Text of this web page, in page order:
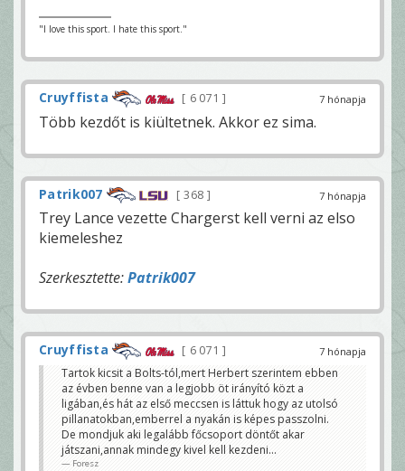
"I love this sport. I hate this sport."
7 hónapja
Cruyffista 6 071
Több kezdőt is kiültetnek. Akkor ez sima.
7 hónapja
Patrik007 368
Trey Lance vezette Chargerst kell verni az elso
kiemeleshez
Szerkesztette:Patrik007
7 hónapja
Cruyffista
6 071
Tartok kicsit a Bolts-tól,mert Herbert szerintem ebben
az évben benne van a legjobb öt irányító közt a
ligában,és hát az első meccsen is láttuk hogy az utolsó
pillanatokban,emberrel a nyakán is képes passzolni.
De mondjuk aki legalább főcsoport döntőt akar
játszani,annak mindegy kivel kell kezdeni...
Foresz